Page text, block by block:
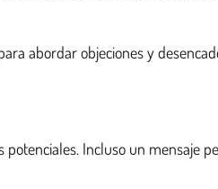
abordar objeciones y
Incluso un mensaje